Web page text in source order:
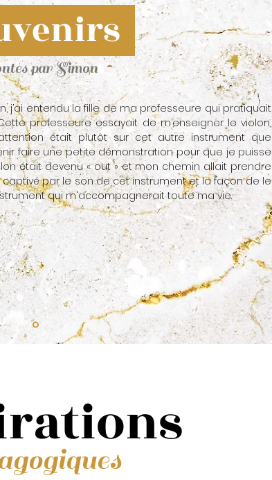
par Simon
j’ai entendu la fille de ma professeure qui pratiquait
professeure essayait de m’enseigner le violon,
était plutôt sur cet autre instrument que
faire une petite démonstration pour que je puisse
était devenu « out » et mon chemin allait prendre
par le son de cet instrument et la façon de le
qui m'accompagnerait toute ma vie.